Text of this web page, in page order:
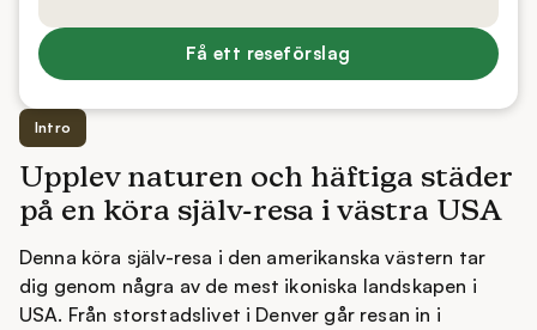
Intro
Upplev naturen och häftiga städer
på en köra själv-resa i västra USA
Denna köra själv-resa i den amerikanska västern tar
dig genom några av de mest ikoniska landskapen i
USA. Från storstadslivet i Denver går resan in i
Få ett reseförslag